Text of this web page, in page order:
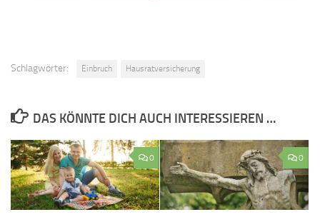
Schlagwörter: Einbruch Hausratversicherung
DAS KÖNNTE DICH AUCH INTERESSIEREN …
0 0